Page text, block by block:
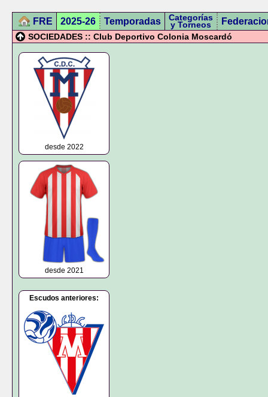
FRE 2025-26 Temporadas Categorías
y Torneos
SOCIEDADES :: Club Deportivo Colonia Moscardó
desde 2022
desde 2021
Escudos anteriores: